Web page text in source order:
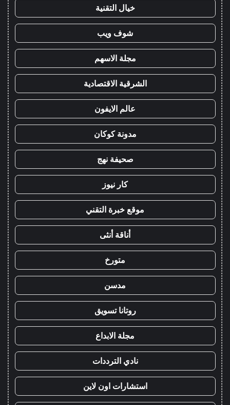
خيال التقنية
شوف ويب
مجلة الاسهم
الشرقية الاقتصادية
عالم الايفون
مدونة كوكان
صحيفة نهج
كار نيوز
موقع خبرة التقني
أناقة أنثى
متورخ
مدسن
روتانا تسويق
مجلة الابداع
نادي الترددات
استشارات اون لاين